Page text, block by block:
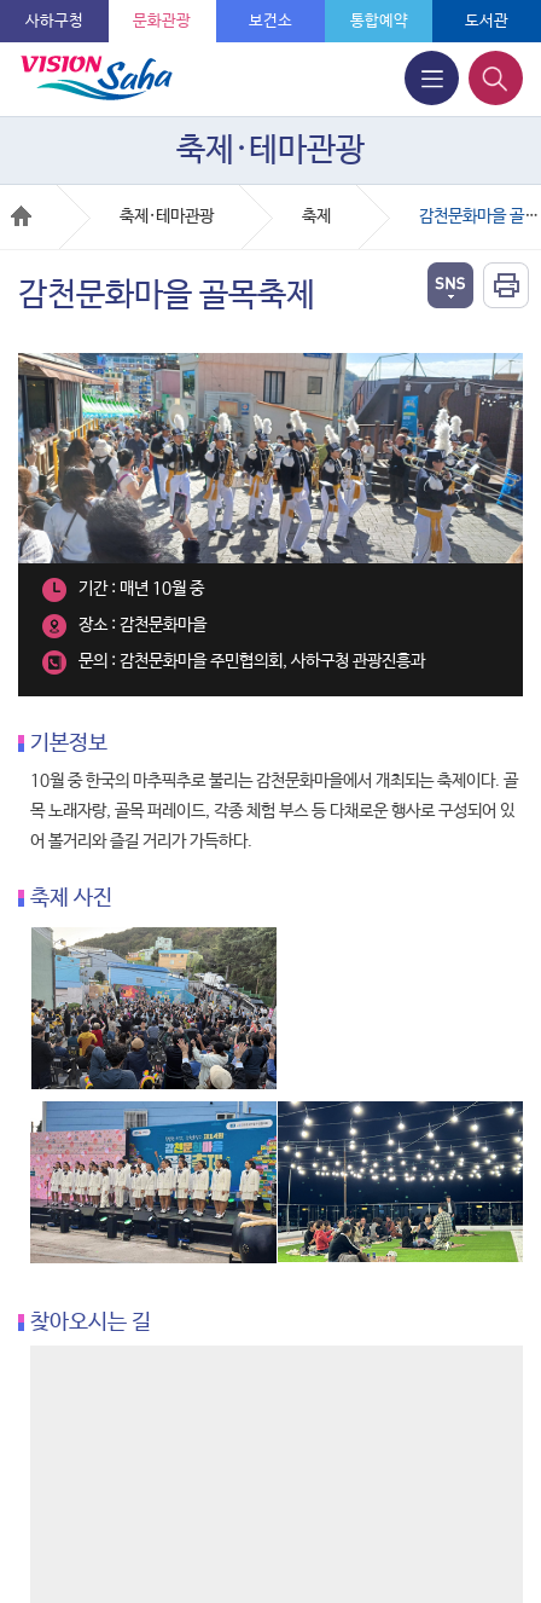
사하구청 문화관광 보건소 통합예약 도서관
축제·테마관광
축제·테마관광 축제 감천문화마을 골목축제
감천문화마을 골목축제
기간 : 매년 10월 중
장소 : 감천문화마을
문의 : 감천문화마을 주민협의회, 사하구청 관광진흥과
기본정보
10월 중 한국의 마추픽추로 불리는 감천문화마을에서 개최되는 축제이다. 골
목 노래자랑, 골목 퍼레이드, 각종 체험 부스 등 다채로운 행사로 구성되어 있
어 볼거리와 즐길 거리가 가득하다.
축제 사진
찾아오시는 길